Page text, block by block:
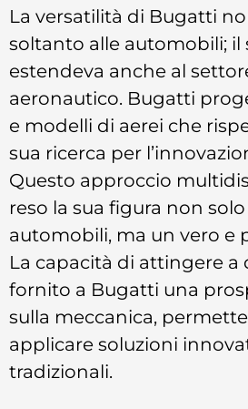
La versatilità di Bugatti
soltanto alle automobili; il
estendeva anche al
aeronautico. Bugatti
e modelli di aerei che
sua ricerca per
Questo approccio
reso la sua figura non
automobili, ma un vero e
La capacità di attingere a
fornito a Bugatti una
sulla meccanica,
applicare soluzioni
tradizionali.